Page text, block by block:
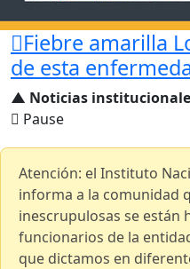
Fiebre amarilla
de esta
▲ Noticias
Pause
Atención: el Instituto
informa a la comunidad
inescrupulosas se están
funcionarios de la
que dictamos en